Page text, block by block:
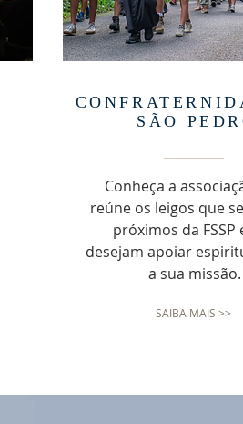
SÃO
Conheça a
reúne os leigos que
próximos da FSSP
desejam apoiar
a sua missão.
SAIBA MAIS >>